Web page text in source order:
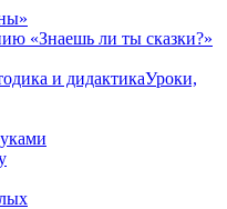
«Знаешь ли ты сказки?»
и дидактикаУроки,